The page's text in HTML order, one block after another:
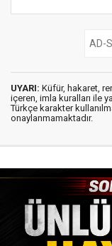
UYARI: Küfür, hakaret,
içeren, imla kuralları ile
Türkçe karakter
onaylanmamaktadır.